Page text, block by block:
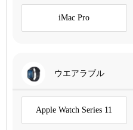
iMac Pro
ウエアラブル
Apple Watch Series 11